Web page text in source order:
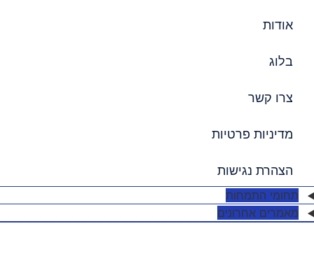
אודות
בלוג
צרו קשר
מדיניות פרטיות
הצהרת נגישות
תחומי התמחות
מאמרים אחרונים